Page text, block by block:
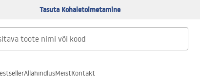
Tasuta Kohaletoimetamine
AllahindlusMeistKontakt